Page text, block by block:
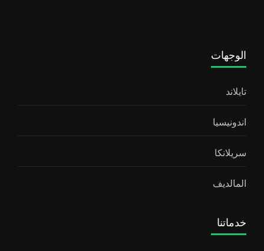
الوجهات
تايلاند
اندونيسيا
سريلانكا
المالديف
خدماتنا